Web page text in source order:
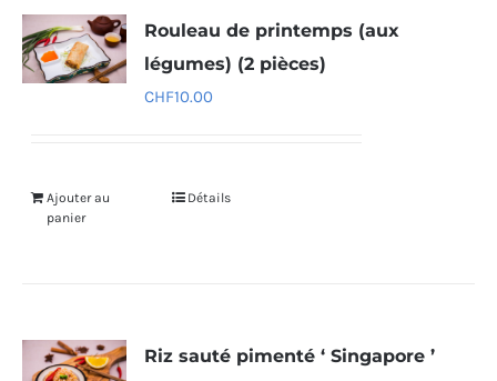
Rouleau de printemps (aux
légumes) (2 pièces)
CHF10.00
Ajouter au
panier
Détails
Riz sauté pimenté ‘ Singapore ’